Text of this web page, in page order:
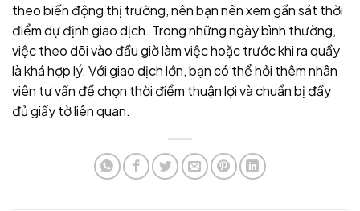
theo biến động thị trường, nên bạn nên xem gần sát thời
điểm dự định giao dịch. Trong những ngày bình thường,
việc theo dõi vào đầu giờ làm việc hoặc trước khi ra quầy
là khá hợp lý. Với giao dịch lớn, bạn có thể hỏi thêm nhân
viên tư vấn để chọn thời điểm thuận lợi và chuẩn bị đầy
đủ giấy tờ liên quan.